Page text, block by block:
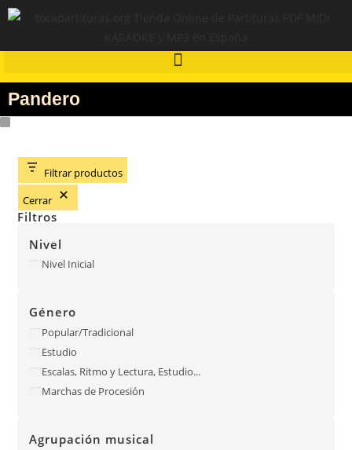
Pandero
Filtrar productos
Cerrar
Filtros
Nivel
Nivel Inicial
Género
Popular/Tradicional
Estudio
Escalas, Ritmo y Lectura, Estudio...
Marchas de Procesión
Agrupación musical